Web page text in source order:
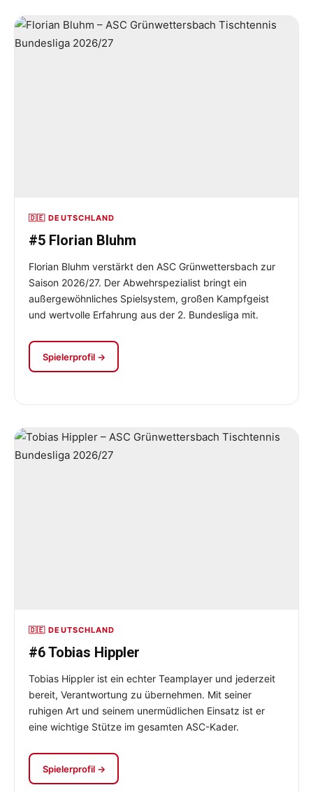
🇩🇪 DEUTSCHLAND
#5 Florian Bluhm
Florian Bluhm verstärkt den ASC Grünwettersbach zur
Saison 2026/27. Der Abwehrspezialist bringt ein
außergewöhnliches Spielsystem, großen Kampfgeist
und wertvolle Erfahrung aus der 2. Bundesliga mit.
Spielerprofil →
🇩🇪 DEUTSCHLAND
#6 Tobias Hippler
Tobias Hippler ist ein echter Teamplayer und jederzeit
bereit, Verantwortung zu übernehmen. Mit seiner
ruhigen Art und seinem unermüdlichen Einsatz ist er
eine wichtige Stütze im gesamten ASC-Kader.
Spielerprofil →